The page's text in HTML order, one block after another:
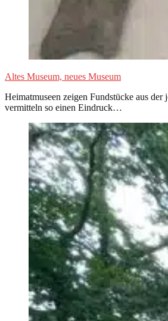
Altes Museum, neues Museum
Heimatmuseen zeigen Fundstücke aus
vermitteln so einen Eindruck…